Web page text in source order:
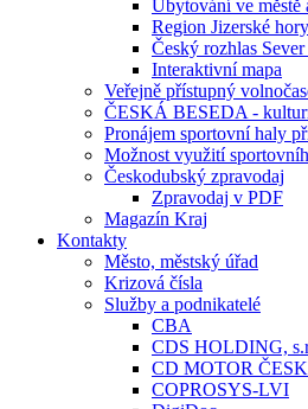
Ubytování ve městě
Region Jizerské hory
Český rozhlas
Interaktivní mapa
Veřejně přístupný
ČESKÁ BESEDA -
Pronájem sportovní haly
Možnost využití
Českodubský zpravodaj
Zpravodaj v PDF
Magazín Kraj
Kontakty
Město, městský úřad
Krizová čísla
Služby a podnikatelé
CBA
CDS HOLDING,
CD MOTOR
COPROSYS-LVI